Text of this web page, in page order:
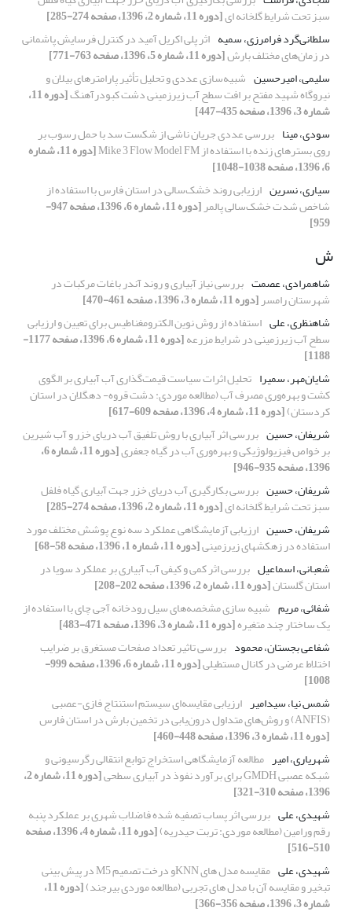
سبز تحت شرایط گلخانه ای[دوره 11، شماره 2، 1396، صفحه 274-285]
سلطانی‌گرد فرامرزی، سمیه اثر پلی اکریل آمید در کنترل فرسایش پاشمانی
در زمان‌های مختلف بارش[دوره 11، شماره 5، 1396، صفحه 763-771]
سلیمی، امیرحسین شبیه‌سازی عددی و تحلیل تأثیر پارامترهای بیلان و
نیروگاه شهید مفتح بر افت سطح آب زیرزمینی دشت کبودرآهنگ [دوره 11،
شماره 3، 1396، صفحه 435-447]
سودی، مینا بررسی عددی جریان ناشی از شکست سد با حمل رسوب بر
روی بسترهای زنده با استفاده از Mike 3 Flow Model FM [دوره 11، شماره
6، 1396، صفحه 1038-1048]
سیاری، نسرین ارزیابی روند خشک‌سالی در استان فارس با استفاده از
شاخص شدت خشک‌سالی پالمر [دوره 11، شماره 6، 1396، صفحه 947-
959]
ش
شاهمرادی، عصمت بررسی نیاز آبیاری و روند آندر باغات مرکبات در
شهرستان رامسر[دوره 11، شماره 3، 1396، صفحه 461-470]
شاهنظری، علی استفاده از روش نوین الکترومغناطیس برای تعیین و ارزیابی
سطح آب زیرزمینی در شرایط مزرعه [دوره 11، شماره 6، 1396، صفحه 1177-
1188]
شایان‌مهر، سمیرا تحلیل اثرات سیاست قیمت‌گذاری آب آبیاری بر الگوی
کشت و بهره‌وری مصرف آب (مطالعه موردی: دشت قروه- دهگلان در استان
کردستان)[دوره 11، شماره 4، 1396، صفحه 609-617]
شریفان، حسین بررسی اثر آبیاری با روش تلفیق آب دریای خزر و آب شیرین
بر خواص فیزیولوژیکی و بهره‌وری آب در گیاه جعفری [دوره 11، شماره 6،
1396، صفحه 935-946]
شریفان، حسین بررسی بکارگیری آب دریای خزر جهت آبیاری گیاه فلفل
سبز تحت شرایط گلخانه ای[دوره 11، شماره 2، 1396، صفحه 274-285]
شریفان، حسین ارزیابی آزمایشگاهی عملکرد سه نوع پوشش مختلف مورد
استفاده در زهکشهای زیرزمینی[دوره 11، شماره 1، 1396، صفحه 58-68]
شعبانی، اسماعیل بررسی اثر کمی و کیفی آب آبیاری بر عملکرد سویا در
استان گلستان[دوره 11، شماره 2، 1396، صفحه 202-208]
شفائی، مریم شبیه سازی مشخصه‌های سیل رودخانه آجی چای با استفاده از
یک ساختار چند متغیره[دوره 11، شماره 3، 1396، صفحه 471-483]
شفاعی بجستان، محمود بررسی تاثیر تعداد صفحات مستغرق بر ضرایب
اختلاط عرضی در کانال مستطیلی [دوره 11، شماره 6، 1396، صفحه 999-
1008]
شمس نیا، سیدامیر ارزیابی مقایسه‌ای سیستم استنتاج فازی-عصبی
(ANFIS) و روش‌های متداول درون‌یابی در تخمین بارش در استان فارس
[دوره 11، شماره 3، 1396، صفحه 448-460]
شهریاری، امیر مطالعه آزمایشگاهی استخراج توابع انتقالی رگرسیونی و
شبکه عصبی GMDH برای برآورد نفوذ در آبیاری سطحی [دوره 11، شماره 2،
1396، صفحه 310-321]
شهیدی، علی بررسی اثر پساب تصفیه شده فاضلاب شهری بر عملکرد پنبه
رقم ورامین (مطالعه موردی: تربت حیدریه) [دوره 11، شماره 4، 1396، صفحه
510-516]
شهیدی، علی
مقایسه مدل های KNNو درخت تصمیم M5 در پیش بینی
تبخیر و مقایسه آن با مدل های تجربی (مطالعه موردی بیرجند) [دوره 11،
شماره 3، 1396، صفحه 356-366]